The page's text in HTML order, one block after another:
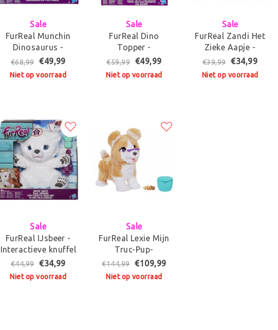
Sale
FurReal Munchin
Dinosaurus -
Interactieve Knuffel
€68,99 €49,99
Niet op voorraad
Sale
FurReal Dino
Topper -
Interactieve Knuffel
€59,99 €49,99
Niet op voorraad
Sale
FurReal Zandi Het
Zieke Aapje -
Interactieve Knuffel
€39,99 €34,99
Niet op voorraad
Sale
FurReal IJsbeer -
Interactieve knuffel
€44,99 €34,99
Niet op voorraad
Sale
FurReal Lexie Mijn
Truc-Pup-
Interactieve Knuffel
€144,99 €109,99
Niet op voorraad